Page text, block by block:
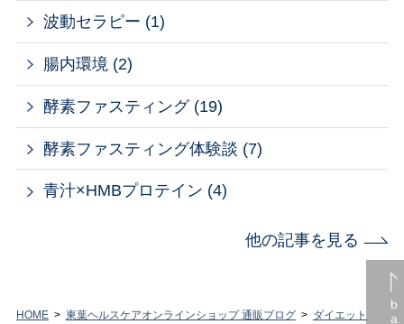
波動セラピー (1)
腸内環境 (2)
酵素ファスティング (19)
酵素ファスティング体験談 (7)
青汁×HMBプロテイン (4)
他の記事を見る
HOME 東葉ヘルスケアオンラインショップ 通販ブログ ダイエット